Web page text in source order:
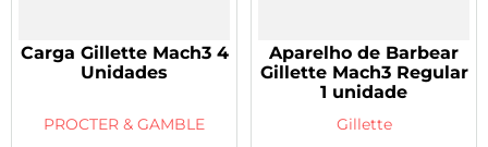
Carga Gillette Mach3 4
Unidades
PROCTER & GAMBLE
Aparelho de Barbear
Gillette Mach3 Regular
1 unidade
Gillette